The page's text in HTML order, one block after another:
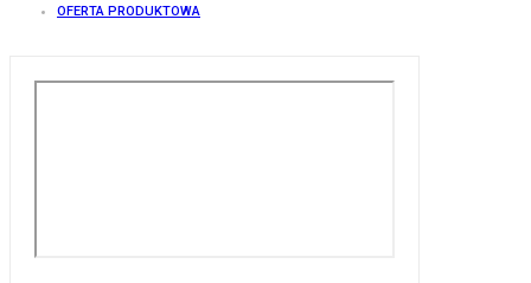
OFERTA PRODUKTOWA